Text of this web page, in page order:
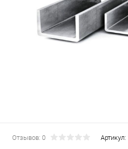
Отзывов: 0 Артикул: